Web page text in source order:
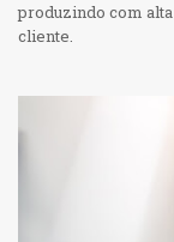
produzindo com
cliente.